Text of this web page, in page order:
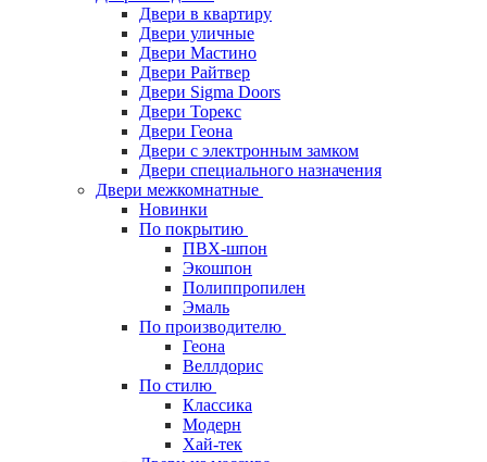
Двери в квартиру
Двери уличные
Двери Мастино
Двери Райтвер
Двери Sigma Doors
Двери Торекс
Двери Геона
Двери с электронным замком
Двери специального назначения
Двери межкомнатные
Новинки
По покрытию
ПВХ-шпон
Экошпон
Полиппропилен
Эмаль
По производителю
Геона
Веллдорис
По стилю
Классика
Модерн
Хай-тек